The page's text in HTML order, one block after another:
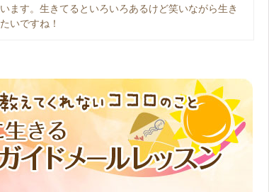
います。生きてるといろいろあるけど笑いながら生き
たいですね！